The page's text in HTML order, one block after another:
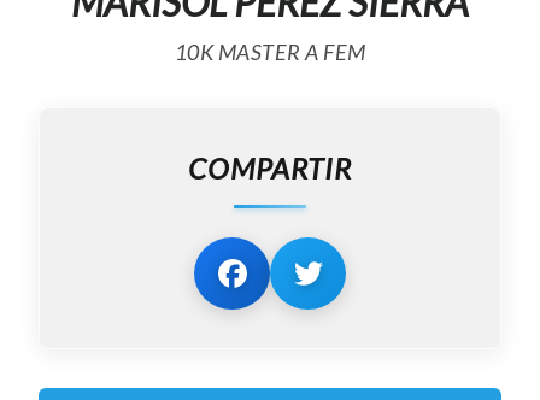
10K MASTER A FEM
COMPARTIR